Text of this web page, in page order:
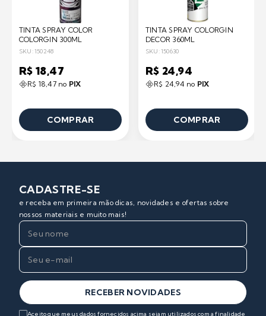
TINTA SPRAY COLOR
COLORGIN 300ML
SKU: 150248
R$ 18,47
R$ 18,47 no PIX
COMPRAR
TINTA SPRAY COLORGIN
DECOR 360ML
SKU: 150630
R$ 24,94
R$ 24,94 no PIX
COMPRAR
CADASTRE-SE
e receba em primeira mão dicas, novidades e ofertas sobre
nossos materiais e muito mais!
RECEBER NOVIDADES
Aceito que meus dados fornecidos acima sejam utilizados com a finalidade